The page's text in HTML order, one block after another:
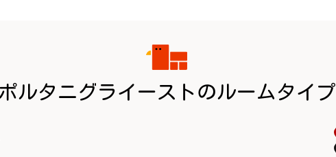
ルタニグライーストのルームタイプ